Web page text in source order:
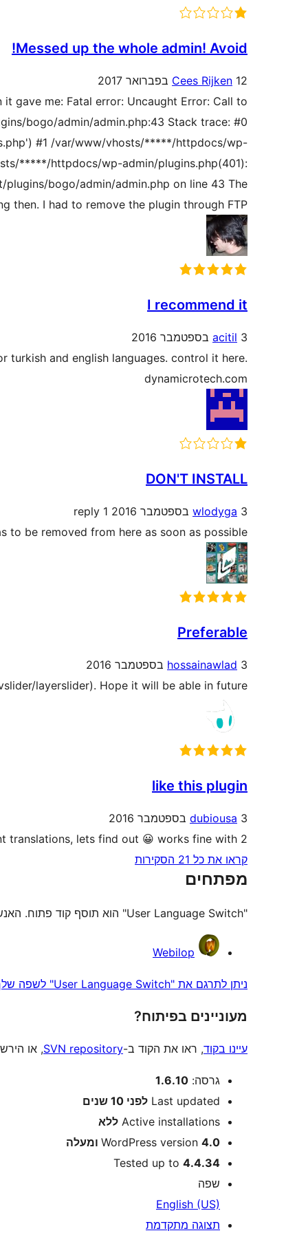
Messed up the whole admin! Avoid!
Cees Rijken 12 בפברואר 2017
gave me: Fatal error: Uncaught Error: Call to
bogo/admin/admin.php:43 Stack trace: #0
#1 /var/www/vhosts/*****/httpdocs/wp-
*****/httpdocs/wp-admin/plugins.php(401):
bogo/admin/admin.php on line 43 The
then. I had to remove the plugin through FTP.
I recommend it
acitil 3 בספטמבר 2016
turkish and english languages. control it here.
dynamicrotech.com
DON'T INSTALL
wlodyga 3 בספטמבר 2016
1 reply
to be removed from here as soon as possible!
Preferable
hossainawlad 3 בספטמבר 2016
layerslider). Hope it will be able in future.
like this plugin
dubiousa 3 בספטמבר 2016
lets find out 😀 works fine with 2.
קראו את כל 21 הסקירות
מפתחים
"User Language Switch" הוא תוסף קוד פתוח. האנשים הבאים תרמו ליצירת התוסף הזה.
תורמים
Webilop
ניתן לתרגם את "User Language Switch" לשפה שלך.
מעוניינים בפיתוח?
עיינו בקוד, ראו את הקוד ב-SVN repository, או
מטאגרסה: 1.6.10
Last updated לפני 10 שנים
Active installations ללא
WordPress version 4.0 ומעלה
Tested up to 4.4.34
שפה
English (US)
תצוגה מתקדמת